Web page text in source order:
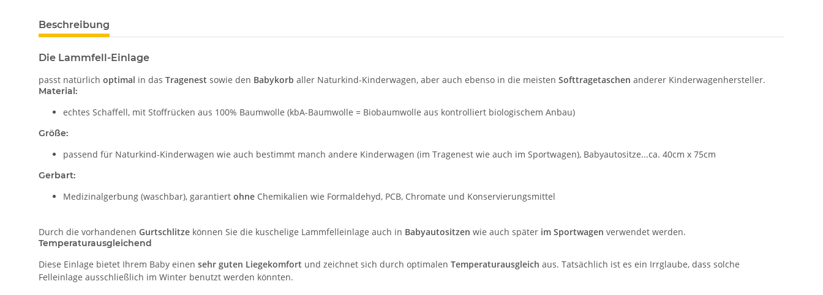
Beschreibung
Die Lammfell-Einlage
passt natürlich optimal in das Tragenest sowie den Babykorb aller Naturkind-Kinderwagen, aber auch ebenso in die meisten Softtragetaschen anderer Kinderwagenhersteller.
Material:
echtes Schaffell, mit Stoffrücken aus 100% Baumwolle (kbA-Baumwolle = Biobaumwolle aus kontrolliert biologischem Anbau)
Größe:
passend für Naturkind-Kinderwagen wie auch bestimmt manch andere Kinderwagen (im Tragenest wie auch im Sportwagen), Babyautositze...ca. 40cm x 75cm
Gerbart:
Medizinalgerbung (waschbar), garantiert ohne Chemikalien wie Formaldehyd, PCB, Chromate und Konservierungsmittel
Durch die vorhandenen Gurtschlitze können Sie die kuschelige Lammfelleinlage auch in Babyautositzen wie auch später im Sportwagen verwendet werden.
Temperaturausgleichend
Diese Einlage bietet Ihrem Baby einen sehr guten Liegekomfort und zeichnet sich durch optimalen Temperaturausgleich aus. Tatsächlich ist es ein Irrglaube, dass solche
Felleinlage ausschließlich im Winter benutzt werden könnten.